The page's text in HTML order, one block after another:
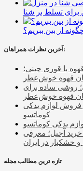
تسلط بر شنا
از بین ببریم؟
آخرین نظرات همراهان:
با قوری چینی؛
قهوه خوش‌عطر
روشی ساده برای
قهوه خوش‌عطر
فروش لوازم یدکی
کوماتسو
یدکی کوماتسو
آجیل؛ معرفی
تازه ترین مطالب مجله